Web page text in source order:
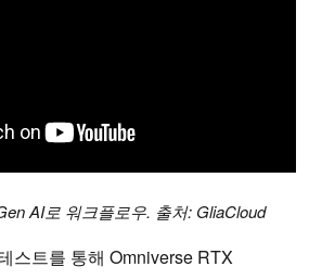
AI로 워크플로우. 출처: GliaCloud
스트를 통해 Omniverse RTX